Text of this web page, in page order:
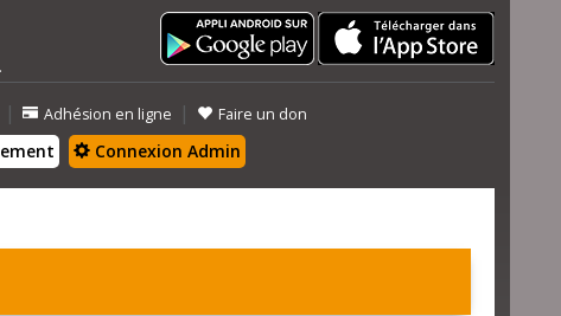
| Adhésion en ligne | Faire un don
Connexion Admin